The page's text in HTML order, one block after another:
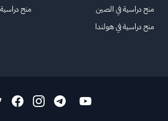
منح دراسية في الصين
منح دراسية في هولندا
منح دراسية